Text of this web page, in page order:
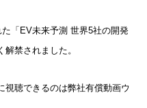
「EV未来予測 世界5社の開発
禁されました。
視聴できるのは弊社有償動画ウ